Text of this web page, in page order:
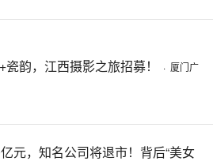
韵，江西摄影之旅招募！ · 厦门广
元，知名公司将退市！背后“美女